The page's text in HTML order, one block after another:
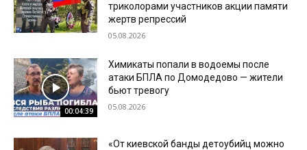
триколорами участников акции памяти
жертв репрессий
05.08.2026
00:04:39
Химикаты попали в водоемы после
атаки БПЛА по Домодедово — жители
бьют тревогу
05.08.2026
«От киевской банды детоубийц можно